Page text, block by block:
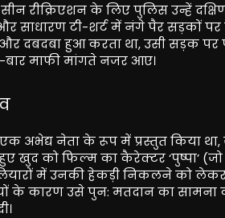
सीन रीक्रिएशन के लिए पुलिस उन्हें
साधारण टी-शर्ट में नंगे पैर सड़कों
दबदबा हुआ करता था, उसी सड़क
माफी मांगते नजर आए।
नेता के रूप में प्रस्तुत किया था,
खुद को फिल्म का कैरेक्टर ‘पुष्पा’
में उनकी हेकड़ी निकलने को लेकर
के कारण उसे पुन: मतदान का सामना